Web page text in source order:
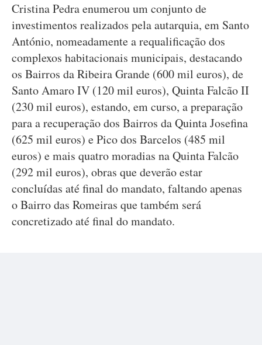
Cristina Pedra enumerou um conjunto de
investimentos realizados pela autarquia, em Santo
António, nomeadamente a requalificação dos
complexos habitacionais municipais, destacando
os Bairros da Ribeira Grande (600 mil euros), de
Santo Amaro IV (120 mil euros), Quinta Falcão II
(230 mil euros), estando, em curso, a preparação
para a recuperação dos Bairros da Quinta Josefina
(625 mil euros) e Pico dos Barcelos (485 mil
euros) e mais quatro moradias na Quinta Falcão
(292 mil euros), obras que deverão estar
concluídas até final do mandato, faltando apenas
o Bairro das Romeiras que também será
concretizado até final do mandato.